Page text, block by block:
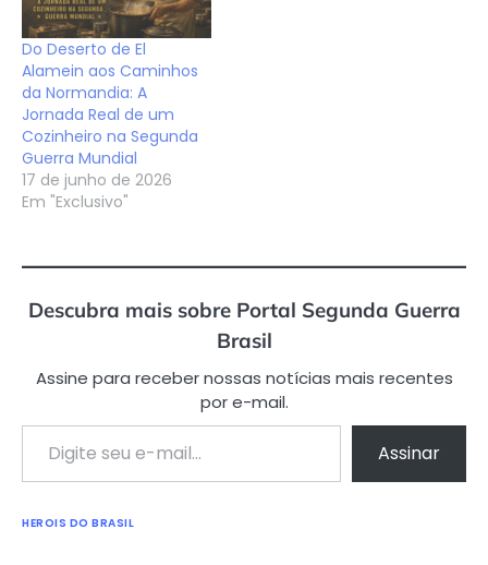
Do Deserto de El
Alamein aos Caminhos
da Normandia: A
Jornada Real de um
Cozinheiro na Segunda
Guerra Mundial
17 de junho de 2026
Em "Exclusivo"
Descubra mais sobre Portal Segunda Guerra
Brasil
Assine para receber nossas notícias mais recentes
por e-mail.
Digite seu e-mail…
Assinar
HEROIS DO BRASIL